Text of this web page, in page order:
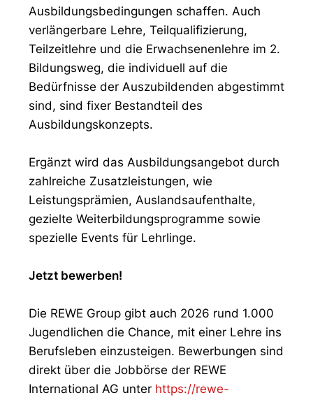
Ausbildungsbedingungen schaffen. Auch
verlängerbare Lehre, Teilqualifizierung,
Teilzeitlehre und die Erwachsenenlehre im 2.
Bildungsweg, die individuell auf die
Bedürfnisse der Auszubildenden abgestimmt
sind, sind fixer Bestandteil des
Ausbildungskonzepts.
Ergänzt wird das Ausbildungsangebot durch
zahlreiche Zusatzleistungen, wie
Leistungsprämien, Auslandsaufenthalte,
gezielte Weiterbildungsprogramme sowie
spezielle Events für Lehrlinge.
Jetzt bewerben!
Die REWE Group gibt auch 2026 rund 1.000
Jugendlichen die Chance, mit einer Lehre ins
Berufsleben einzusteigen. Bewerbungen sind
direkt über die Jobbörse der REWE
International AG unter https://rewe-